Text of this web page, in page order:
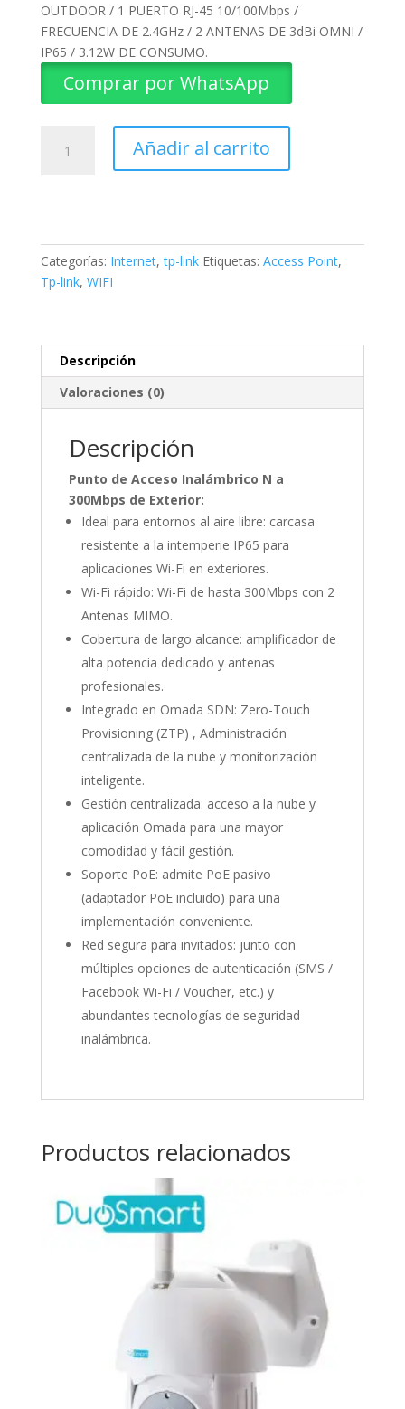
OUTDOOR / 1 PUERTO RJ-45 10/100Mbps /
FRECUENCIA DE 2.4GHz / 2 ANTENAS DE 3dBi OMNI /
IP65 / 3.12W DE CONSUMO.
Comprar por WhatsApp
POINT
TP-
LINK
Añadir al carrito
Categorías: Internet,tp-link Etiquetas: Access Point,
Tp-link, WIFI
Descripción
Valoraciones (0)
Descripción
Punto de Acceso Inalámbrico N a
300Mbps de Exterior:
Ideal para entornos al aire libre: carcasa
resistente a la intemperie IP65 para
aplicaciones Wi-Fi en exteriores.
Wi-Fi rápido: Wi-Fi de hasta 300Mbps con 2
Antenas MIMO.
Cobertura de largo alcance: amplificador de
alta potencia dedicado y antenas
profesionales.
Integrado en Omada SDN: Zero-Touch
Provisioning (ZTP) , Administración
centralizada de la nube y monitorización
inteligente.
Gestión centralizada: acceso a la nube y
aplicación Omada para una mayor
comodidad y fácil gestión.
Soporte PoE: admite PoE pasivo
(adaptador PoE incluido) para una
implementación conveniente.
Red segura para invitados: junto con
múltiples opciones de autenticación (SMS /
Facebook Wi-Fi / Voucher, etc.) y
abundantes tecnologías de seguridad
inalámbrica.
Productos relacionados